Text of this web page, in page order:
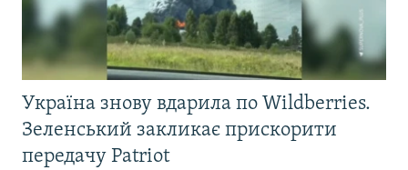
Україна знову вдарила по Wildberries.
Зеленський закликає прискорити
передачу Patriot